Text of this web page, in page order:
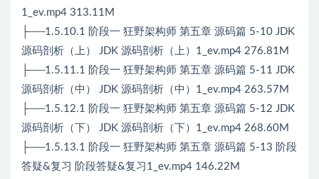
1_ev.mp4 313.11M
├──1.5.10.1 阶段一 狂野架构师 第五章 源码篇 5-10 JDK
源码剖析（上） JDK 源码剖析（上）1_ev.mp4 276.81M
├──1.5.11.1 阶段一 狂野架构师 第五章 源码篇 5-11 JDK
源码剖析（中） JDK 源码剖析（中）1_ev.mp4 263.57M
├──1.5.12.1 阶段一 狂野架构师 第五章 源码篇 5-12 JDK
源码剖析（下） JDK 源码剖析（下）1_ev.mp4 268.60M
├──1.5.13.1 阶段一 狂野架构师 第五章 源码篇 5-13 阶段
答疑&复习 阶段答疑&复习1_ev.mp4 146.22M